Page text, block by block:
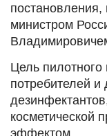
министром
Цель пилотного
потребителей и
косметической
эффектом.